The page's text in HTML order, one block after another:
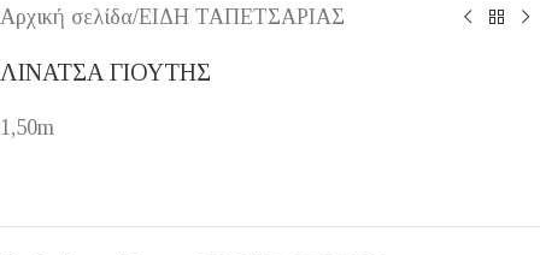
Αρχική σελίδα/ΕΙΔΗ ΤΑΠΕΤΣΑΡΙΑΣ
ΛΙΝΑΤΣΑ ΓΙΟΥΤΗΣ
1,50m